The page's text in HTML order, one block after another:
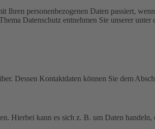
personenbezogenen Daten passiert,
Datenschutz entnehmen Sie unserer unter
Dessen Kontaktdaten können Sie dem
Hierbei kann es sich z. B. um Daten